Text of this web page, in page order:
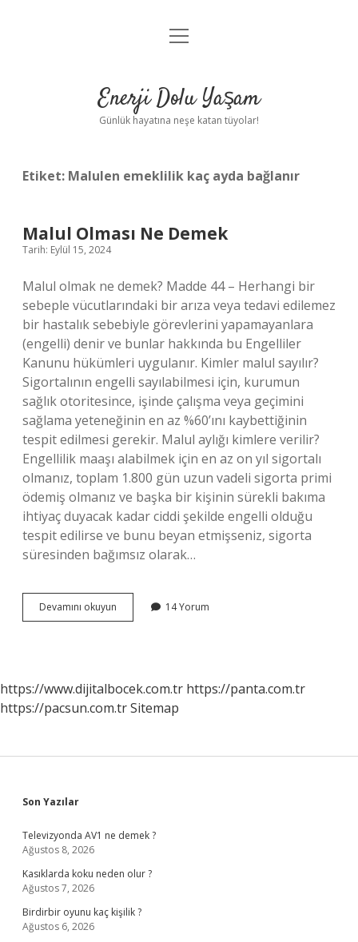
Anasayfa
Yasal Uyarı
menüyü
Enerji Dolu Yaşam
Günlük hayatına neşe katan tüyolar!
Etiket: Malulen emeklilik kaç ayda bağlanır
Malul Olması Ne Demek
Tarih: Eylül 15, 2024
Malul olmak ne demek? Madde 44 – Herhangi bir
sebeple vücutlarındaki bir arıza veya tedavi edilemez
bir hastalık sebebiyle görevlerini yapamayanlara
(engelli) denir ve bunlar hakkında bu Engelliler
Kanunu hükümleri uygulanır. Kimler malul sayılır?
Sigortalının engelli sayılabilmesi için, kurumun
sağlık otoritesince, işinde çalışma veya geçimini
sağlama yeteneğinin en az %60’ını kaybettiğinin
tespit edilmesi gerekir. Malul aylığı kimlere verilir?
Engellilik maaşı alabilmek için en az on yıl sigortalı
olmanız, toplam 1.800 gün uzun vadeli sigorta primi
ödemiş olmanız ve başka bir kişinin sürekli bakıma
ihtiyaç duyacak kadar ciddi şekilde engelli olduğu
tespit edilirse ve bunu beyan etmişseniz, sigorta
süresinden bağımsız olarak…
Devamını okuyun
Olması
14 Yorum
https://www.dijitalbocek.com.tr https://panta.com.tr
https://pacsun.com.trSitemap
Sidebar
Son Yazılar
Televizyonda AV1 ne demek ?
Ağustos 8, 2026
Kasıklarda koku neden olur ?
Ağustos 7, 2026
Birdirbir oyunu kaç kişilik ?
Ağustos 6, 2026